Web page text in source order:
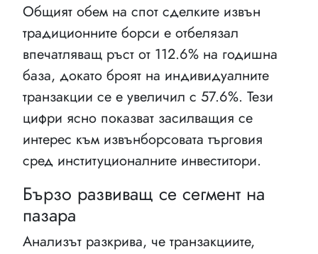
Общият обем на спот сделките извън
традиционните борси е отбелязал
впечатляващ ръст от 112.6% на годишна
база, докато броят на индивидуалните
транзакции се е увеличил с 57.6%. Тези
цифри ясно показват засилващия се
интерес към извънборсовата търговия
сред институционалните инвеститори.
Бързо развиващ се сегмент на
пазара
Анализът разкрива, че транзакциите,